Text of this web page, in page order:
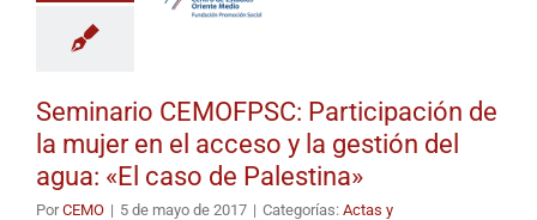
Seminario CEMOFPSC: Participación de
la mujer en el acceso y la gestión del
agua: «El caso de Palestina»
PorCEMO | 5 de mayo de 2017 | Categorías: Actas y